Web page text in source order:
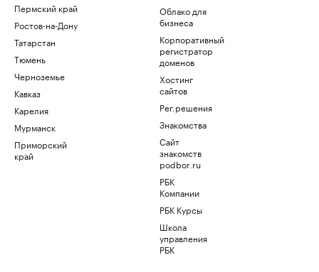
Пермский край
Ростов-на-Дону
Татарстан
Тюмень
Черноземье
Кавказ
Карелия
Мурманск
Приморский
край
Облако для
бизнеса
Корпоративный
регистратор
доменов
Хостинг
сайтов
Рег.решения
Знакомства
Сайт
знакомств
podbor.ru
РБК
Компании
РБК Курсы
Школа
управления
РБК